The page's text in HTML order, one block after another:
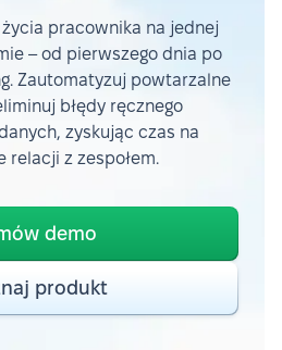
pracownika na jednej
– od pierwszego dnia po
Zautomatyzuj powtarzalne
błędy ręcznego
zyskując czas na
relacji z zespołem.
demo
produkt